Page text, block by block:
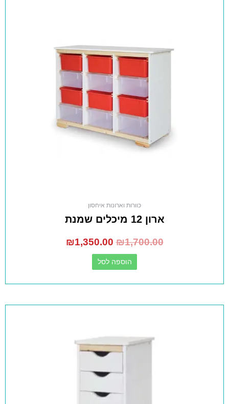
כוורות וארונות איחסון
ארון 12 מיכלים שמנת
₪1,700.00
₪1,350.00
הוספה לסל